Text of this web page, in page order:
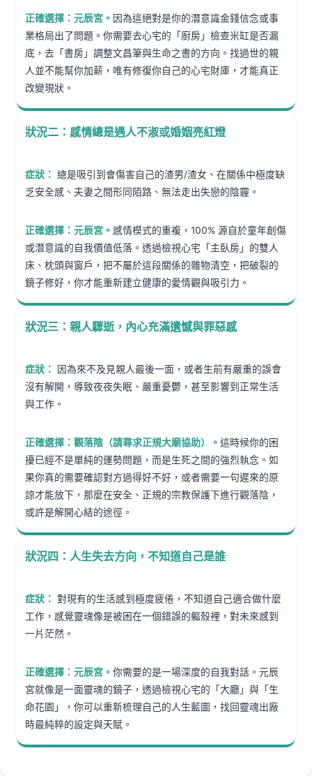
正確選擇：元辰宮。 因為這絕對是你的潛意識金錢信念或事
業格局出了問題。你需要去心宅的「廚房」檢查米缸是否漏
底，去「書房」調整文昌筆與生命之書的方向。找過世的親
人並不能幫你加薪，唯有修復你自己的心宅財庫，才能真正
改變現狀。
狀況二：感情總是遇人不淑或婚姻亮紅燈
症狀： 總是吸引到會傷害自己的渣男/渣女、在關係中極度缺
乏安全感、夫妻之間形同陌路、無法走出失戀的陰霾。
正確選擇：元辰宮。 感情模式的重複，100% 源自於童年創傷
或潛意識的自我價值低落。透過檢視心宅「主臥房」的雙人
床、枕頭與窗戶，把不屬於這段關係的雜物清空，把破裂的
鏡子修好，你才能重新建立健康的愛情觀與吸引力。
狀況三：親人驟逝，內心充滿遺憾與罪惡感
症狀：
因為來不及見親人最後一面，或者生前有嚴重的誤會
沒有解開，導致夜夜失眠、嚴重憂鬱，甚至影響到正常生活
與工作。
正確選擇：觀落陰（請尋求正規大廟協助）。 這時候你的困
擾已經不是單純的運勢問題，而是生死之間的強烈執念。如
果你真的需要確認對方過得好不好，或者需要一句遲來的原
諒才能放下，那麼在安全、正規的宗教保護下進行觀落陰，
或許是解開心結的途徑。
狀況四：人生失去方向，不知道自己是誰
症狀： 對現有的生活感到極度疲倦，不知道自己適合做什麼
工作，感覺靈魂像是被困在一個錯誤的軀殼裡，對未來感到
一片茫然。
正確選擇：元辰宮。 你需要的是一場深度的自我對話。元辰
宮就像是一面靈魂的鏡子，透過檢視心宅的「大廳」與「生
命花園」，你可以重新梳理自己的人生藍圖，找回靈魂出廠
時最純粹的設定與天賦。